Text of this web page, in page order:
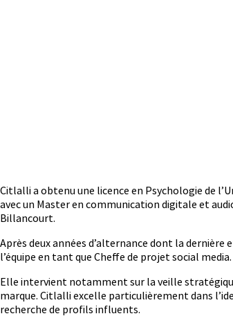
Citlalli a obtenu une licence en Psychologie de
avec un Master en communication digitale et
Billancourt.
Après deux années d’alternance dont la dernière
l’équipe en tant que Cheffe de projet social media.
Elle intervient notamment sur la veille
marque. Citlalli excelle particulièrement dans
recherche de profils influents.